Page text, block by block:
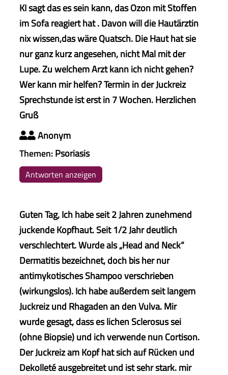
KI sagt das es sein kann, das Ozon mit Stoffen
im Sofa reagiert hat . Davon will die Hautärztin
nix wissen,das wäre Quatsch. Die Haut hat sie
nur ganz kurz angesehen, nicht Mal mit der
Lupe. Zu welchem Arzt kann ich nicht gehen?
Wer kann mir helfen? Termin in der Juckreiz
Sprechstunde ist erst in 7 Wochen. Herzlichen
Gruß
 Anonym
Themen:Psoriasis
Antworten anzeigen
Guten Tag, Ich habe seit 2 Jahren zunehmend
juckende Kopfhaut. Seit 1/2 Jahr deutlich
verschlechtert. Wurde als „Head and Neck“
Dermatitis bezeichnet, doch bis her nur
antimykotisches Shampoo verschrieben
(wirkungslos). Ich habe außerdem seit langem
Juckreiz und Rhagaden an den Vulva. Mir
wurde gesagt, dass es lichen Sclerosus sei
(ohne Biopsie) und ich verwende nun Cortison.
Der Juckreiz am Kopf hat sich auf Rücken und
Dekolleté ausgebreitet und ist sehr stark. mir